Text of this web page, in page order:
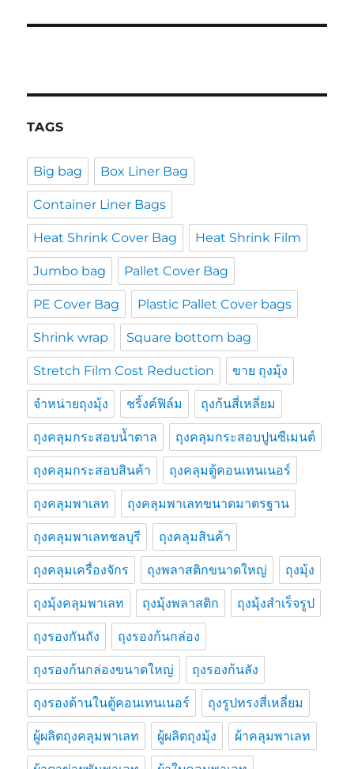
TAGS
Big bag Box Liner Bag
Container Liner Bags
Heat Shrink Cover Bag Heat Shrink Film
Jumbo bag Pallet Cover Bag
PE Cover Bag Plastic Pallet Cover bags
Shrink wrap Square bottom bag
Stretch Film Cost Reduction ขาย ถุงมุ้ง
จำหน่ายถุงมุ้ง ชริ้งค์ฟิล์ม ถุงก้นสี่เหลี่ยม
ถุงคลุมกระสอบน้ำตาล ถุงคลุมกระสอบปูนซีเมนต์
ถุงคลุมกระสอบสินค้า ถุงคลุมตู้คอนเทนเนอร์
ถุงคลุมพาเลท ถุงคลุมพาเลทขนาดมาตรฐาน
ถุงคลุมพาเลทชลบุรี ถุงคลุมสินค้า
ถุงคลุมเครื่องจักร ถุงพลาสติกขนาดใหญ่ ถุงมุ้ง
ถุงมุ้งคลุมพาเลท ถุงมุ้งพลาสติก ถุงมุ้งสำเร็จรูป
ถุงรองกันถัง ถุงรองก้นกล่อง
ถุงรองก้นกล่องขนาดใหญ่ ถุงรองก้นลัง
ถุงรองด้านในตู้คอนเทนเนอร์ ถุงรูปทรงสี่เหลี่ยม
ผู้ผลิตถุงคลุมพาเลท ผู้ผลิตถุงมุ้ง ผ้าคลุมพาเลท